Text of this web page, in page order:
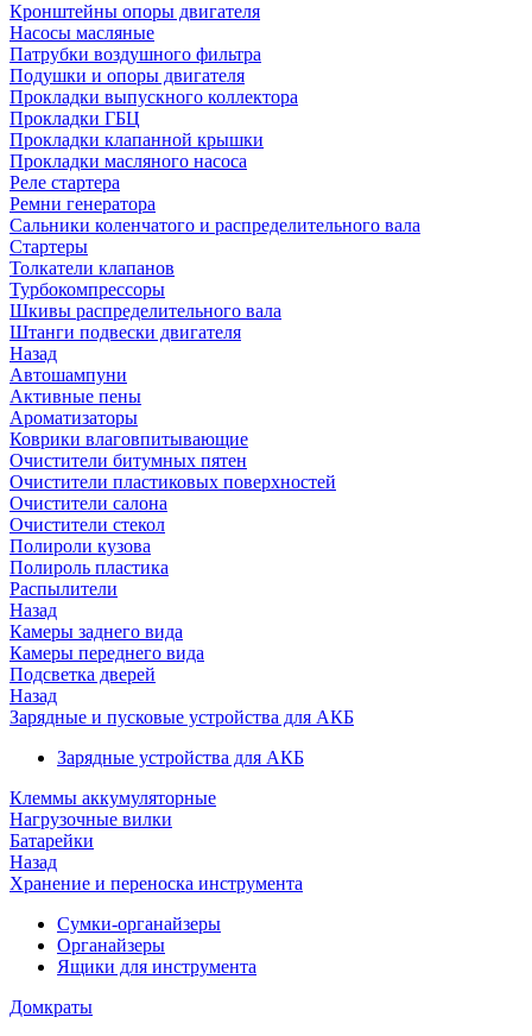
Кронштейны опоры двигателя
Насосы масляные
Патрубки воздушного фильтра
Подушки и опоры двигателя
Прокладки выпускного коллектора
Прокладки ГБЦ
Прокладки клапанной крышки
Прокладки масляного насоса
Реле стартера
Ремни генератора
Сальники коленчатого и распределительного вала
Стартеры
Толкатели клапанов
Турбокомпрессоры
Шкивы распределительного вала
Штанги подвески двигателя
Назад
Автошампуни
Активные пены
Ароматизаторы
Коврики влаговпитывающие
Очистители битумных пятен
Очистители пластиковых поверхностей
Очистители салона
Очистители стекол
Полироли кузова
Полироль пластика
Распылители
Назад
Камеры заднего вида
Камеры переднего вида
Подсветка дверей
Назад
Зарядные и пусковые устройства для АКБ
Зарядные устройства для АКБ
Клеммы аккумуляторные
Нагрузочные вилки
Батарейки
Назад
Хранение и переноска инструмента
Сумки-органайзеры
Органайзеры
Ящики для инструмента
Домкраты